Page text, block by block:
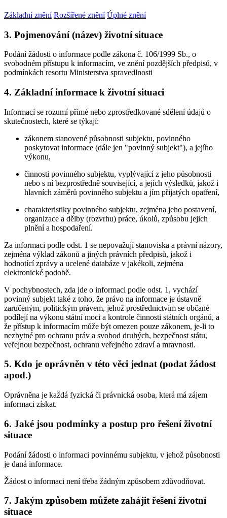
Základní znění Rozšířené znění Úplné znění
3. Pojmenování (název) životní situace
Podání žádosti o informace podle zákona č. 106/1999 Sb., o
svobodném přístupu k informacím, ve znění pozdějších předpisů, v
podmínkách resortu Ministerstva spravedlnosti
4. Základní informace k životní situaci
Informací se rozumí přímé nebo zprostředkované sdělení údajů o
skutečnostech, které se týkají:
zákonem stanovené působnosti subjektu, povinného
poskytovat informace (dále jen "povinný subjekt"), a jejího
výkonu,
činnosti povinného subjektu, vyplývající z jeho působnosti
nebo s ní bezprostředně související, a jejích výsledků, jakož i
hlavních záměrů povinného subjektu a jím přijatých opatření,
charakteristiky povinného subjektu, zejména jeho postavení,
organizace a dělby (rozvrhu) práce, úkolů, způsobu jejich
plnění a hospodaření.
Za informaci podle odst. 1 se nepovažují stanoviska a právní názory,
zejména výklad zákonů a jiných právních předpisů, jakož i
hodnotící zprávy a ucelené databáze v jakékoli, zejména
elektronické podobě.
V pochybnostech, zda jde o informaci podle odst. 1, vychází
povinný subjekt také z toho, že právo na informace je ústavně
zaručeným, politickým právem, jehož prostřednictvím se občané
podílejí na výkonu státní moci a kontrole činnosti státních orgánů, a
že přístup k informacím může být omezen pouze zákonem, je-li to
nezbytné pro ochranu práv a svobod druhých, bezpečnost státu,
veřejnou bezpečnost, ochranu veřejného zdraví a mravnosti.
5. Kdo je oprávněn v této věci jednat (podat žádost
apod.)
Oprávněna je každá fyzická či právnická osoba, která má zájem
informaci získat.
6. Jaké jsou podmínky a postup pro řešení životní
situace
Podání žádosti o informaci povinnému subjektu, v jehož působnosti
je daná informace.
Žádost o informaci není třeba žádným způsobem zdůvodňovat.
7. Jakým způsobem můžete zahájit řešení životní
situace